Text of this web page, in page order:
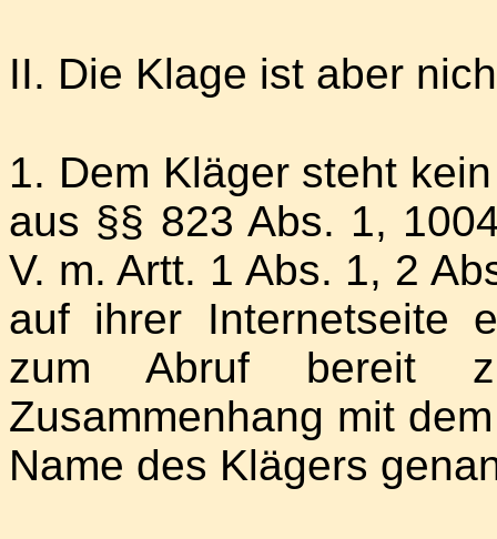
II. Die Klage ist aber
1. Dem Kläger steht
aus §§ 823 Abs. 1,
V. m. Artt. 1 Abs. 1, 2
auf ihrer Internetseite
zum Abruf bereit
Zusammenhang mit
Name des Klägers